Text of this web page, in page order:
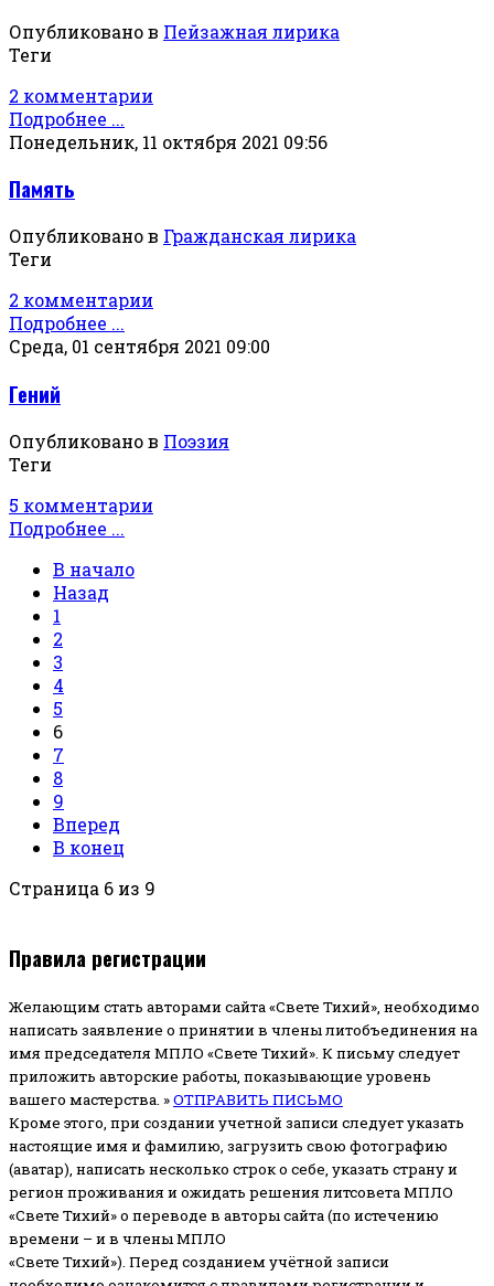
Опубликовано в Пейзажная лирика
Теги
2 комментарии
Подробнее ...
Понедельник, 11 октября 2021 09:56
Память
Опубликовано в Гражданская лирика
Теги
2 комментарии
Подробнее ...
Среда, 01 сентября 2021 09:00
Гений
Опубликовано в Поэзия
Теги
5 комментарии
Подробнее ...
В начало
Назад
1
2
3
4
5
6
7
8
9
Вперед
В конец
Страница 6 из 9
Правила регистрации
Желающим стать авторами сайта «Свете Тихий», необходимо
написать заявление о принятии в члены литобъединения на
имя председателя МПЛО «Свете Тихий». К письму следует
приложить авторские работы, показывающие уровень
вашего мастерства. »ОТПРАВИТЬ ПИСЬМО
Кроме этого, при создании учетной записи следует указать
настоящие имя и фамилию, загрузить свою фотографию
(аватар), написать несколько строк о себе, указать страну и
регион проживания и ожидать решения литсовета МПЛО
«Свете Тихий» о переводе в авторы сайта (по истечению
времени – и в члены МПЛО
«Свете Тихий»). Перед созданием учётной записи